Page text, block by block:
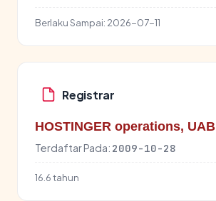
Berlaku Sampai: 2026-07-11
Registrar
HOSTINGER operations, UAB
Terdaftar Pada: 2009-10-28
16.6 tahun